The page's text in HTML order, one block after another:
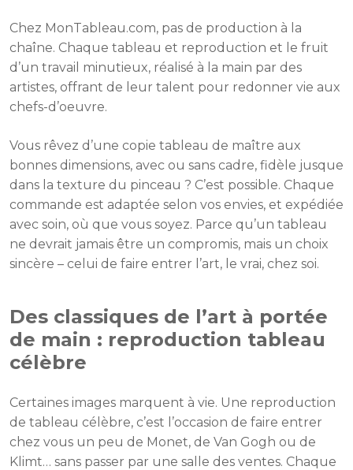
Chez MonTableau.com, pas de production à la
chaîne. Chaque tableau et reproduction et le fruit
d’un travail minutieux, réalisé à la main par des
artistes, offrant de leur talent pour redonner vie aux
chefs-d’oeuvre.
Vous rêvez d’une copie tableau de maître aux
bonnes dimensions, avec ou sans cadre, fidèle jusque
dans la texture du pinceau ? C’est possible. Chaque
commande est adaptée selon vos envies, et expédiée
avec soin, où que vous soyez. Parce qu’un tableau
ne devrait jamais être un compromis, mais un choix
sincère – celui de faire entrer l’art, le vrai, chez soi.
Des classiques de l’art à portée
de main : reproduction tableau
célèbre
Certaines images marquent à vie. Une reproduction
de tableau célèbre, c’est l’occasion de faire entrer
chez vous un peu de Monet, de Van Gogh ou de
Klimt… sans passer par une salle des ventes. Chaque